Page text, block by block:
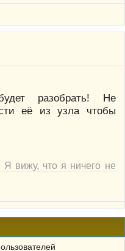
разобрать! Не
её из узла чтобы
вижу, что я ничего не